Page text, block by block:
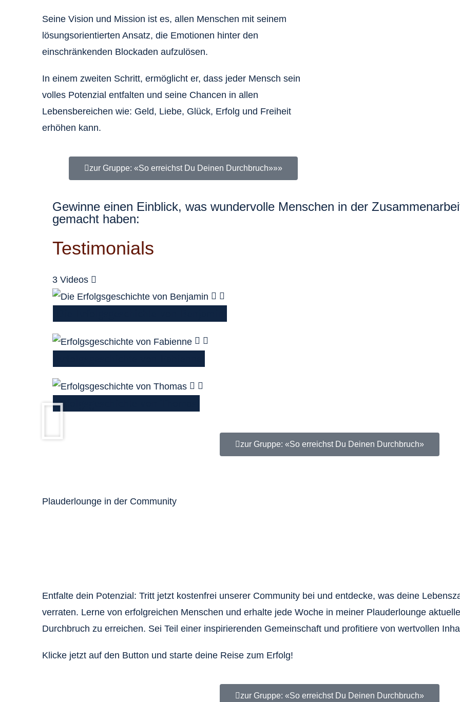
Seine Vision und Mission ist es, allen Menschen mit seinem
lösungsorientierten Ansatz, die Emotionen hinter den
einschränkenden Blockaden aufzulösen.
In einem zweiten Schritt, ermöglicht er, dass jeder Mensch sein
volles Potenzial entfalten und seine Chancen in allen
Lebensbereichen wie: Geld, Liebe, Glück, Erfolg und Freiheit
erhöhen kann.
zur Gruppe: «So erreichst Du Deinen Durchbruch»»»
Gewinne einen Einblick, was wundervolle Menschen in der
gemacht haben:
Testimonials
3 Videos
Erfolgsgeschichte von Thomas
zur Gruppe: «So erreichst Du Deinen Durchbruch»
Plauderlounge in der Community
Entfalte dein Potenzial: Tritt jetzt kostenfrei unserer Community bei und entdecke, was deine
verraten. Lerne von erfolgreichen Menschen und erhalte jede Woche in meiner Plauderlounge
Durchbruch zu erreichen. Sei Teil einer inspirierenden Gemeinschaft und profitiere von wertvollen
Klicke jetzt auf den Button und starte deine Reise zum Erfolg!
zur Gruppe: «So erreichst Du Deinen Durchbruch»